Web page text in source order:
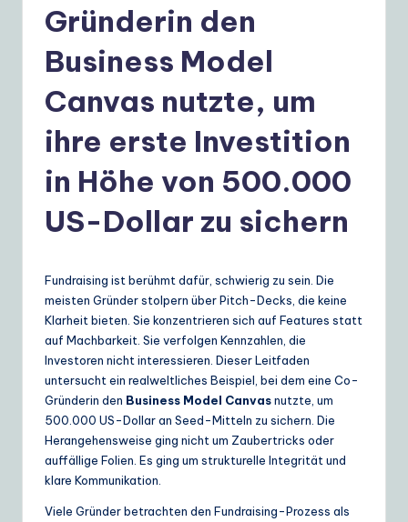
G
m
D
ai
ly
G
ui
Gründerin den
Business Model
Canvas nutzte, um
ihre erste Investition
in Höhe von 500.000
US-Dollar zu sichern
Fundraising ist berühmt dafür, schwierig zu sein. Die
meisten Gründer stolpern über Pitch-Decks, die keine
Klarheit bieten. Sie konzentrieren sich auf Features statt
auf Machbarkeit. Sie verfolgen Kennzahlen, die
Investoren nicht interessieren. Dieser Leitfaden
untersucht ein realweltliches Beispiel, bei dem eine Co-
Gründerin den Business Model Canvasnutzte, um
500.000 US-Dollar an Seed-Mitteln zu sichern. Die
Herangehensweise ging nicht um Zaubertricks oder
auffällige Folien. Es ging um strukturelle Integrität und
klare Kommunikation.
Viele Gründer betrachten den Fundraising-Prozess als